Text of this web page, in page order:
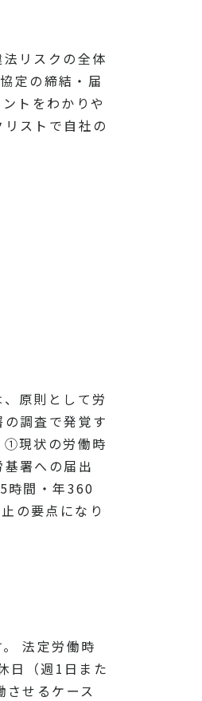
リスクの全体
定の締結・届
トをわかりや
ストで自社の
原則として労
調査で発覚す
①現状の労働時
署への届出
時間・年360
の要点になり
法定労働時
日（週1日また
せるケース